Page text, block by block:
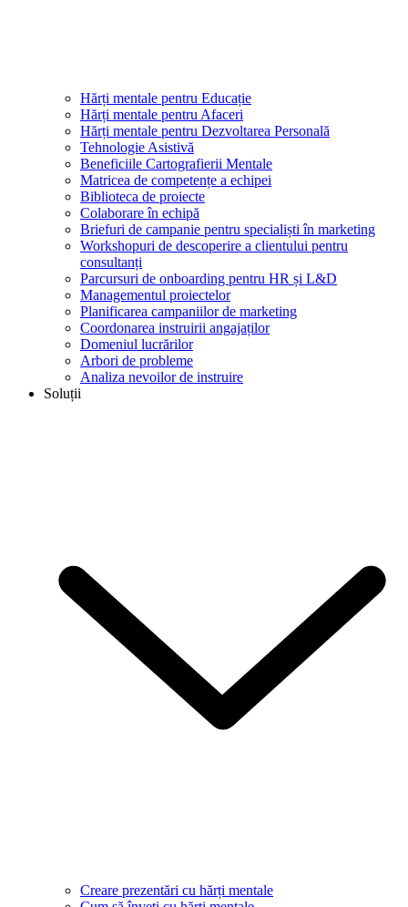
Hărți mentale pentru Educație
Hărți mentale pentru Afaceri
Hărți mentale pentru Dezvoltarea Personală
Tehnologie Asistivă
Beneficiile Cartografierii Mentale
Matricea de competențe a echipei
Biblioteca de proiecte
Colaborare în echipă
Briefuri de campanie pentru specialiști în marketing
Workshopuri de descoperire a clientului pentru
consultanți
Parcursuri de onboarding pentru HR și L&D
Managementul proiectelor
Planificarea campaniilor de marketing
Coordonarea instruirii angajaților
Domeniul lucrărilor
Arbori de probleme
Analiza nevoilor de instruire
Soluții
Creare prezentări cu hărți mentale